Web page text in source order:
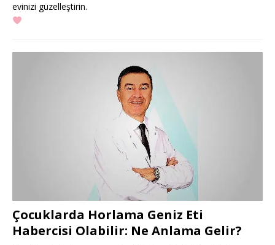
evinizi güzelleştirin.
Çocuklarda Horlama Geniz Eti
Habercisi Olabilir: Ne Anlama Gelir?